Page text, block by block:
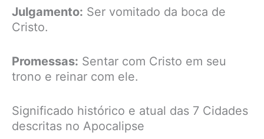
Julgamento: Ser vomitado da boca de
Cristo.
Promessas: Sentar com Cristo em seu
trono e reinar com ele.
Significado histórico e atual das 7 Cidades
descritas no Apocalipse